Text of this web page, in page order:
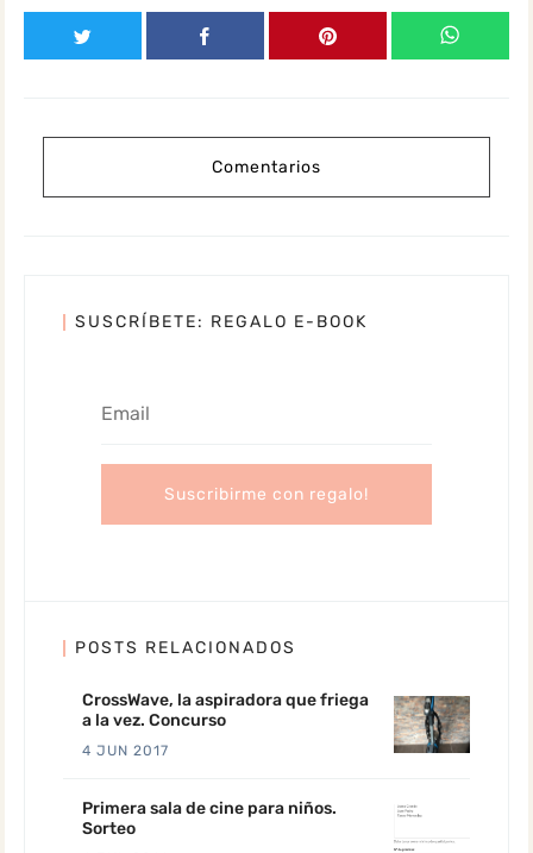
Comentarios
SUSCRÍBETE: REGALO E-BOOK
POSTS RELACIONADOS
CrossWave, la aspiradora que friega
a la vez. Concurso
4 JUN 2017
Primera sala de cine para niños.
Sorteo